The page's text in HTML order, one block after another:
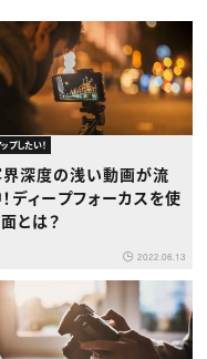
プしたい！
深度の浅い動画が流
ディープフォーカスを使
とは？
2022.06.13